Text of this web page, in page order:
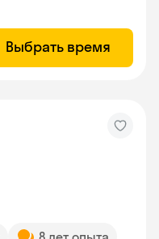
Выбрать время